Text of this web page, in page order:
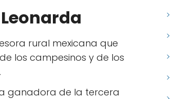
rural mexicana que
los campesinos y de los
ganadora de la tercera